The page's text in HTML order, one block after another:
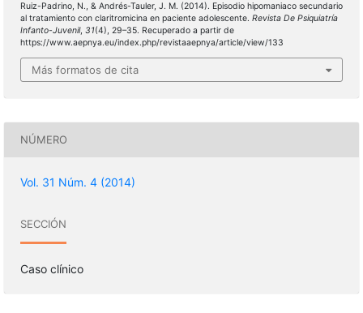
Ruiz-Padrino, N., & Andrés-Tauler, J. M. (2014). Episodio hipomaniaco secundario
al tratamiento con claritromicina en paciente adolescente. Revista De Psiquiatría
Infanto-Juvenil, 31(4), 29–35. Recuperado a partir de
https://www.aepnya.eu/index.php/revistaaepnya/article/view/133
Más formatos de cita
NÚMERO
Vol. 31 Núm. 4 (2014)
SECCIÓN
Caso clínico